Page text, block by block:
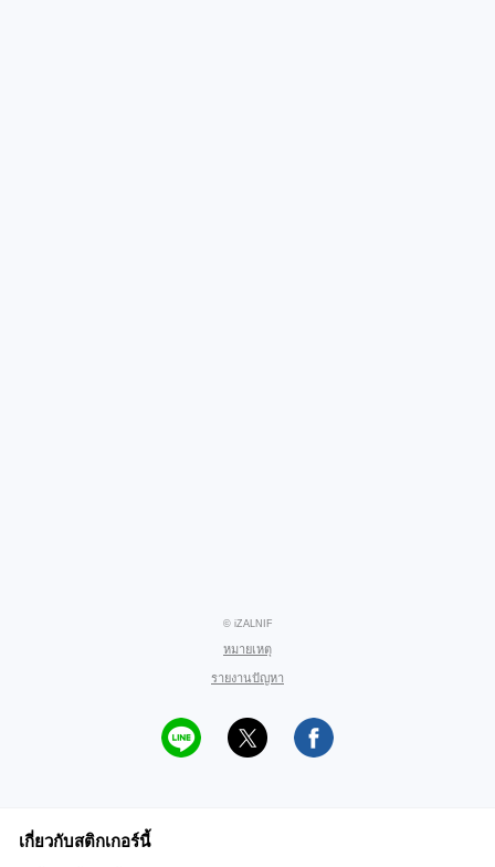
© iZALNIF
หมายเหตุ
รายงานปัญหา
เกี่ยวกับสติกเกอร์นี้